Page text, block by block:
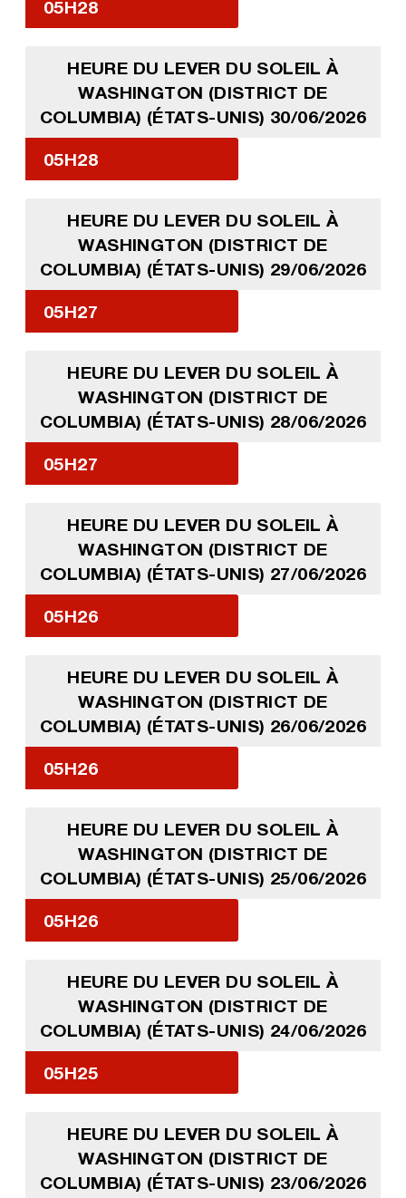
05H28
HEURE DU LEVER DU SOLEIL À
WASHINGTON (DISTRICT DE
COLUMBIA) (ÉTATS-UNIS) 30/06/2026
05H28
HEURE DU LEVER DU SOLEIL À
WASHINGTON (DISTRICT DE
COLUMBIA) (ÉTATS-UNIS) 29/06/2026
05H27
HEURE DU LEVER DU SOLEIL À
WASHINGTON (DISTRICT DE
COLUMBIA) (ÉTATS-UNIS) 28/06/2026
05H27
HEURE DU LEVER DU SOLEIL À
WASHINGTON (DISTRICT DE
COLUMBIA) (ÉTATS-UNIS) 27/06/2026
05H26
HEURE DU LEVER DU SOLEIL À
WASHINGTON (DISTRICT DE
COLUMBIA) (ÉTATS-UNIS) 26/06/2026
05H26
HEURE DU LEVER DU SOLEIL À
WASHINGTON (DISTRICT DE
COLUMBIA) (ÉTATS-UNIS) 25/06/2026
05H26
HEURE DU LEVER DU SOLEIL À
WASHINGTON (DISTRICT DE
COLUMBIA) (ÉTATS-UNIS) 24/06/2026
05H25
HEURE DU LEVER DU SOLEIL À
WASHINGTON (DISTRICT DE
COLUMBIA) (ÉTATS-UNIS) 23/06/2026